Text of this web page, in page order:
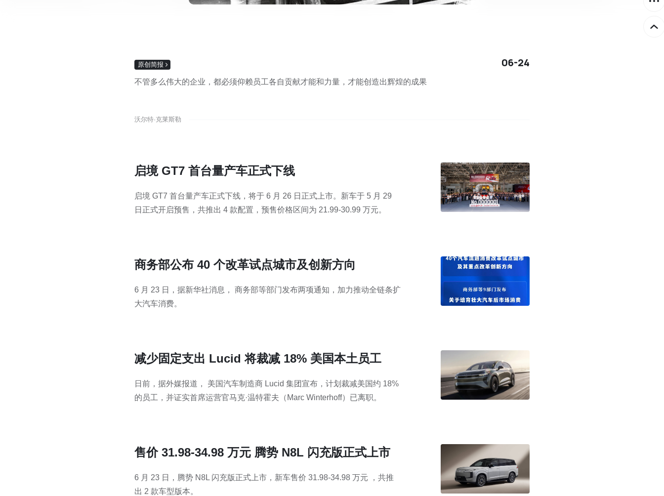
原创简报 06-24
不管多么伟大的企业，都必须仰赖员工各自贡献才能和力量，才能创造出辉煌的成果
沃尔特·克莱斯勒
启境 GT7 首台量产车正式下线
启境 GT7 首台量产车正式下线，将于 6 月 26 日正式上市。新车于 5 月 29
日正式开启预售，共推出 4 款配置，预售价格区间为 21.99-30.99 万元。
商务部公布 40 个改革试点城市及创新方向
6 月 23 日，据新华社消息， 商务部等部门发布两项通知，加力推动全链条扩
大汽车消费。
减少固定支出 Lucid 将裁减 18% 美国本土员工
日前，据外媒报道， 美国汽车制造商 Lucid 集团宣布，计划裁减美国约 18%
的员工，并证实首席运营官马克·温特霍夫（Marc Winterhoff）已离职。
售价 31.98-34.98 万元 腾势 N8L 闪充版正式上市
6 月 23 日，腾势 N8L 闪充版正式上市，新车售价 31.98-34.98 万元 ，共推
出 2 款车型版本。